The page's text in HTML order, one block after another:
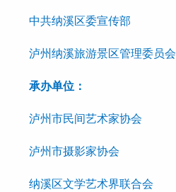
中共纳溪区委宣传部
泸州纳溪旅游景区管理委员会
承办单位：
泸州市民间艺术家协会
泸州市摄影家协会
纳溪区文学艺术界联合会